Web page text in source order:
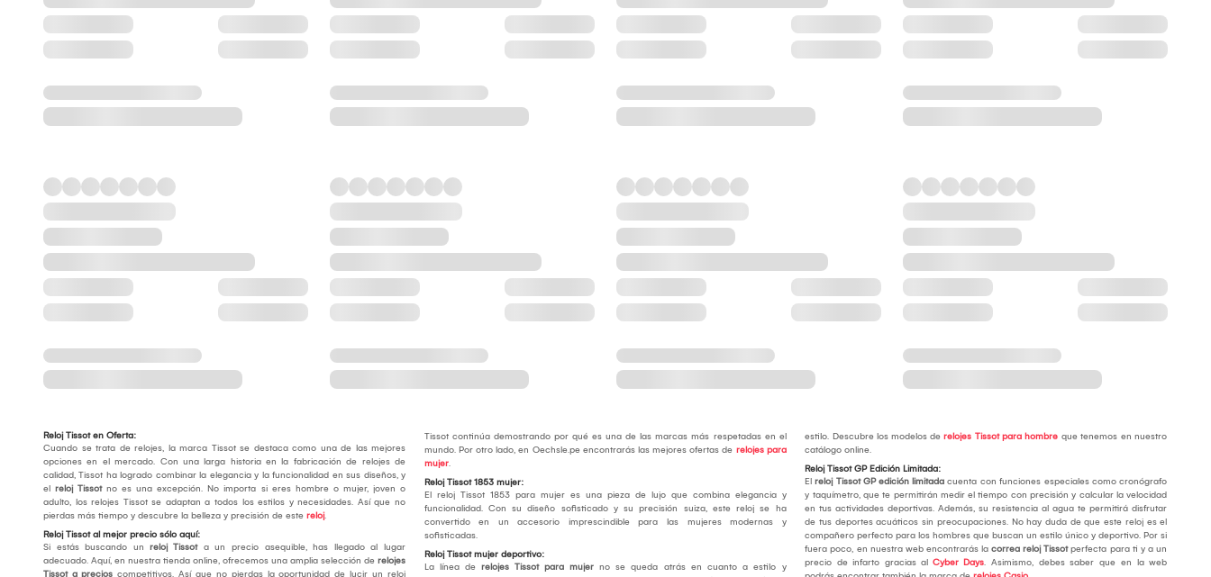
Reloj Tissot en Oferta:
Cuando se trata de relojes, la marca Tissot se destaca como una de las mejores
opciones en el mercado. Con una larga historia en la fabricación de relojes de
calidad, Tissot ha logrado combinar la elegancia y la funcionalidad en sus diseños, y
el reloj Tissotno es una excepción. No importa si eres hombre o mujer, joven o
adulto, los relojes Tissot se adaptan a todos los estilos y necesidades. Así que no
pierdas más tiempo y descubre la belleza y precisión de este reloj.
Reloj Tissot al mejor precio sólo aquí:
Si estás buscando un reloj Tissota un precio asequible, has llegado al lugar
adecuado. Aquí, en nuestra tienda online, ofrecemos una amplia selección de relojes
Tissot a precios competitivos. Así que no pierdas la oportunidad de lucir un reloj
Tissot continúa demostrando por qué es una de las marcas más respetadas en el
mundo. Por otro lado, en Oechsle.pe encontrarás las mejores ofertas de relojes para
mujer.
Reloj Tissot 1853 mujer:
El reloj Tissot 1853 para mujer es una pieza de lujo que combina elegancia y
funcionalidad. Con su diseño sofisticado y su precisión suiza, este reloj se ha
convertido en un accesorio imprescindible para las mujeres modernas y
sofisticadas.
Reloj Tissot mujer deportivo:
La línea de relojes Tissot para mujerno se queda atrás en cuanto a estilo y
estilo. Descubre los modelos derelojes Tissot para hombre que tenemos en nuestro
catálogo online.
Reloj Tissot GP Edición Limitada:
El reloj Tissot GP edición limitadacuenta con funciones especiales como cronógrafo
y taquímetro, que te permitirán medir el tiempo con precisión y calcular la velocidad
en tus actividades deportivas. Además, su resistencia al agua te permitirá disfrutar
de tus deportes acuáticos sin preocupaciones. No hay duda de que este reloj es el
compañero perfecto para los hombres que buscan un estilo único y deportivo. Por si
fuera poco, en nuestra web encontrarás lacorrea reloj Tissotperfecta para ti y a un
precio de infarto gracias alCyber Days. Asimismo, debes saber que en la web